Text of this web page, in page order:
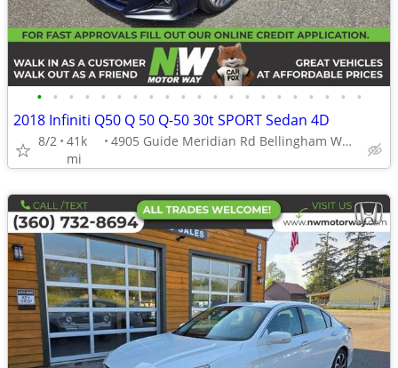
• • • • • • • • • • • • • • • • • • • • •
2018 Infiniti Q50 Q 50 Q-50 30t SPORT Sedan 4D
8/2 41k
mi
4905 Guide Meridian Rd Bellingham WA 98226